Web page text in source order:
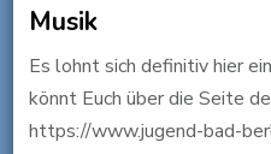
Musik
Es lohnt sich definitiv hier
könnt Euch über die Seite
https://www.jugend-bad-